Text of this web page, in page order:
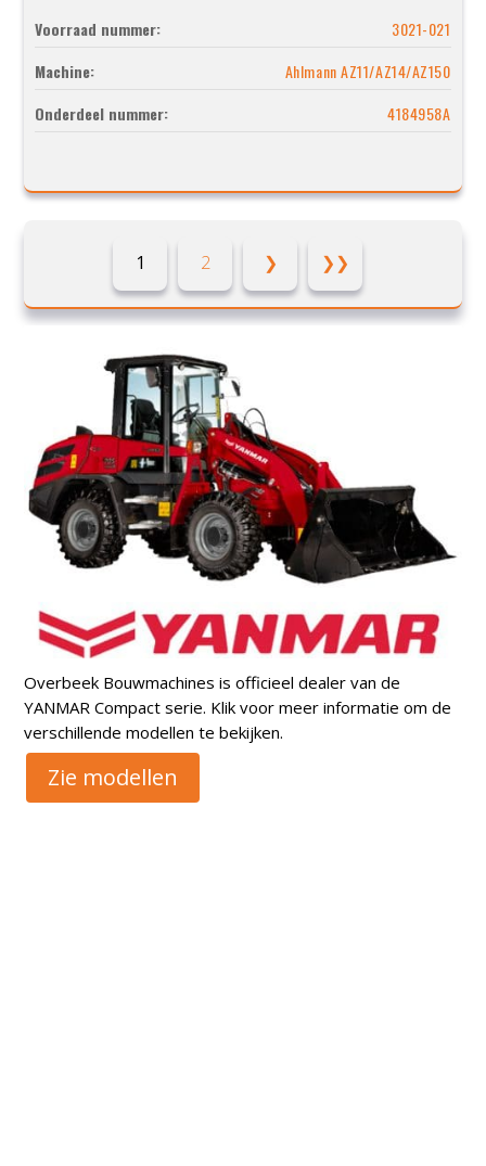
Voorraad nummer:
3021-021
Machine:
Ahlmann AZ11/AZ14/AZ150
Onderdeel nummer:
4184958A
1 2 ❯ ❯❯
Overbeek Bouwmachines is officieel dealer van de
YANMAR Compact serie. Klik voor meer informatie om de
verschillende modellen te bekijken.
Zie modellen